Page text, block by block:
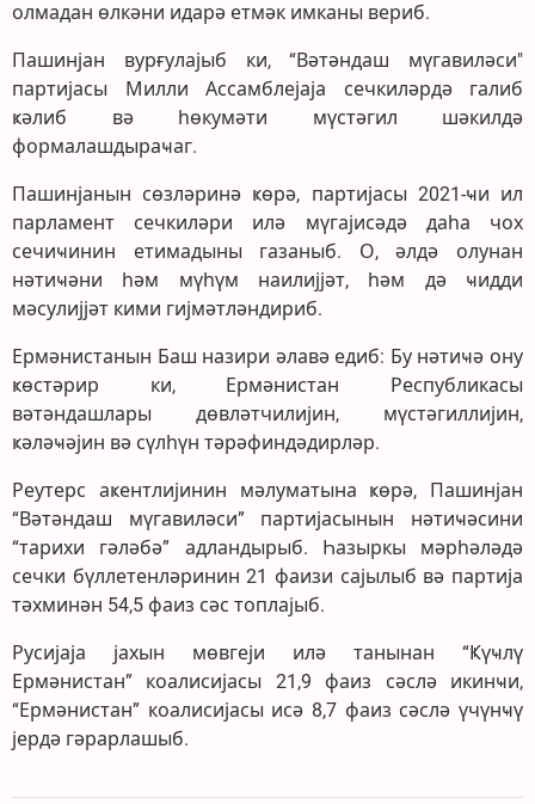
олмадан өлкәни идарә етмәк имканы вериб.
Пашинјан вурғулајыб ки, “Вәтәндаш мүгавиләси"
партијасы Милли Ассамблејаја сечкиләрдә галиб
ҝәлиб вә һөкумәти мүстәгил шәкилдә
формалашдыраҹаг.
Пашинјанын сөзләринә ҝөрә, партијасы 2021-ҹи ил
парламент сечкиләри илә мүгајисәдә даһа чох
сечиҹинин етимадыны газаныб. О, әлдә олунан
нәтиҹәни һәм мүһүм наилијјәт, һәм дә ҹидди
мәсулијјәт кими гијмәтләндириб.
Ермәнистанын Баш назири әлавә едиб: Бу нәтиҹә ону
ҝөстәрир ки, Ермәнистан Республикасы
вәтәндашлары дөвләтчилијин, мүстәгиллијин,
ҝәләҹәјин вә сүлһүн тәрәфиндәдирләр.
Реутерс аҝентлијинин мәлуматына ҝөрә, Пашинјан
“Вәтәндаш мүгавиләси” партијасынын нәтиҹәсини
“тарихи гәләбә” адландырыб. Һазыркы мәрһәләдә
сечки бүллетенләринин 21 фаизи сајылыб вә партија
тәхминән 54,5 фаиз сәс топлајыб.
Русијаја јахын мөвгеји илә танынан “Ҝүҹлү
Ермәнистан” коалисијасы 21,9 фаиз сәслә икинҹи,
“Ермәнистан” коалисијасы исә 8,7 фаиз сәслә үчүнҹү
јердә гәрарлашыб.